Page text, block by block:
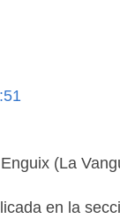
(La
en la